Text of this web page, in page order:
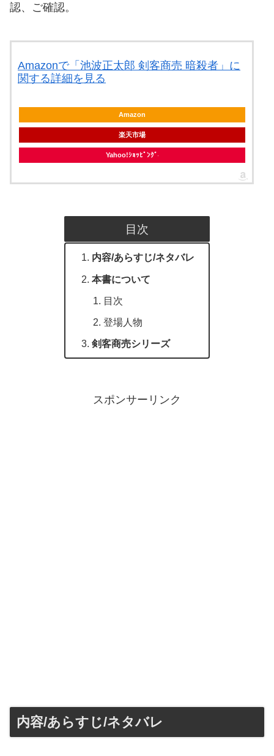
認、ご確認。
Amazonで「池波正太郎 剣客商売 暗殺者」に
関する詳細を見る
Amazon
楽天市場
Yahoo!ｼｮｯﾋﾟﾝｸﾞ
目次
内容/あらすじ/ネタバレ
本書について
目次
登場人物
剣客商売シリーズ
スポンサーリンク
内容/あらすじ/ネタバレ